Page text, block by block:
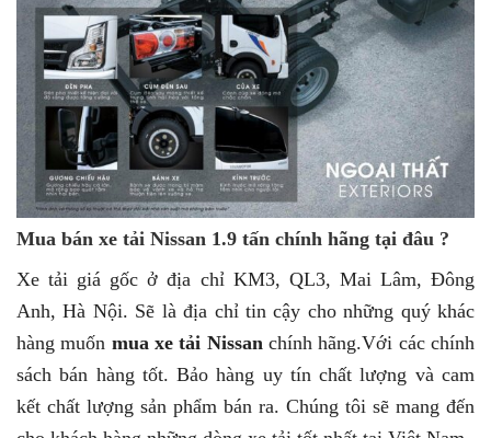
Mua bán xe tải Nissan 1.9 tấn chính hãng tại đâu ?
Xe tải giá gốc ở địa chỉ KM3, QL3, Mai Lâm, Đông
Anh, Hà Nội. Sẽ là địa chỉ tin cậy cho những quý khác
hàng muốn mua xe tải Nissanchính hãng.Với các chính
sách bán hàng tốt. Bảo hàng uy tín chất lượng và cam
kết chất lượng sản phẩm bán ra. Chúng tôi sẽ mang đến